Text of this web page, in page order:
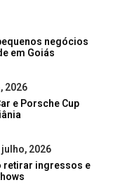
negócios
em Goiás
2026
e Porsche Cup
2026
retirar ingressos e